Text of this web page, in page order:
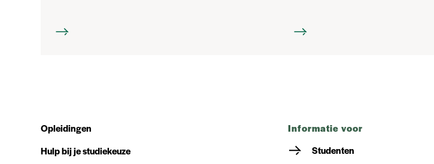
Opleidingen
Hulp bij je studiekeuze
informatie voor
Studenten